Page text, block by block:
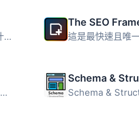
這個外掛可以為您做些什麼 自動平台優化 (APO) 使用 Cloudfl...
“SEO SIMPLE PACK”是一款非常簡單的SEO外掛程式...